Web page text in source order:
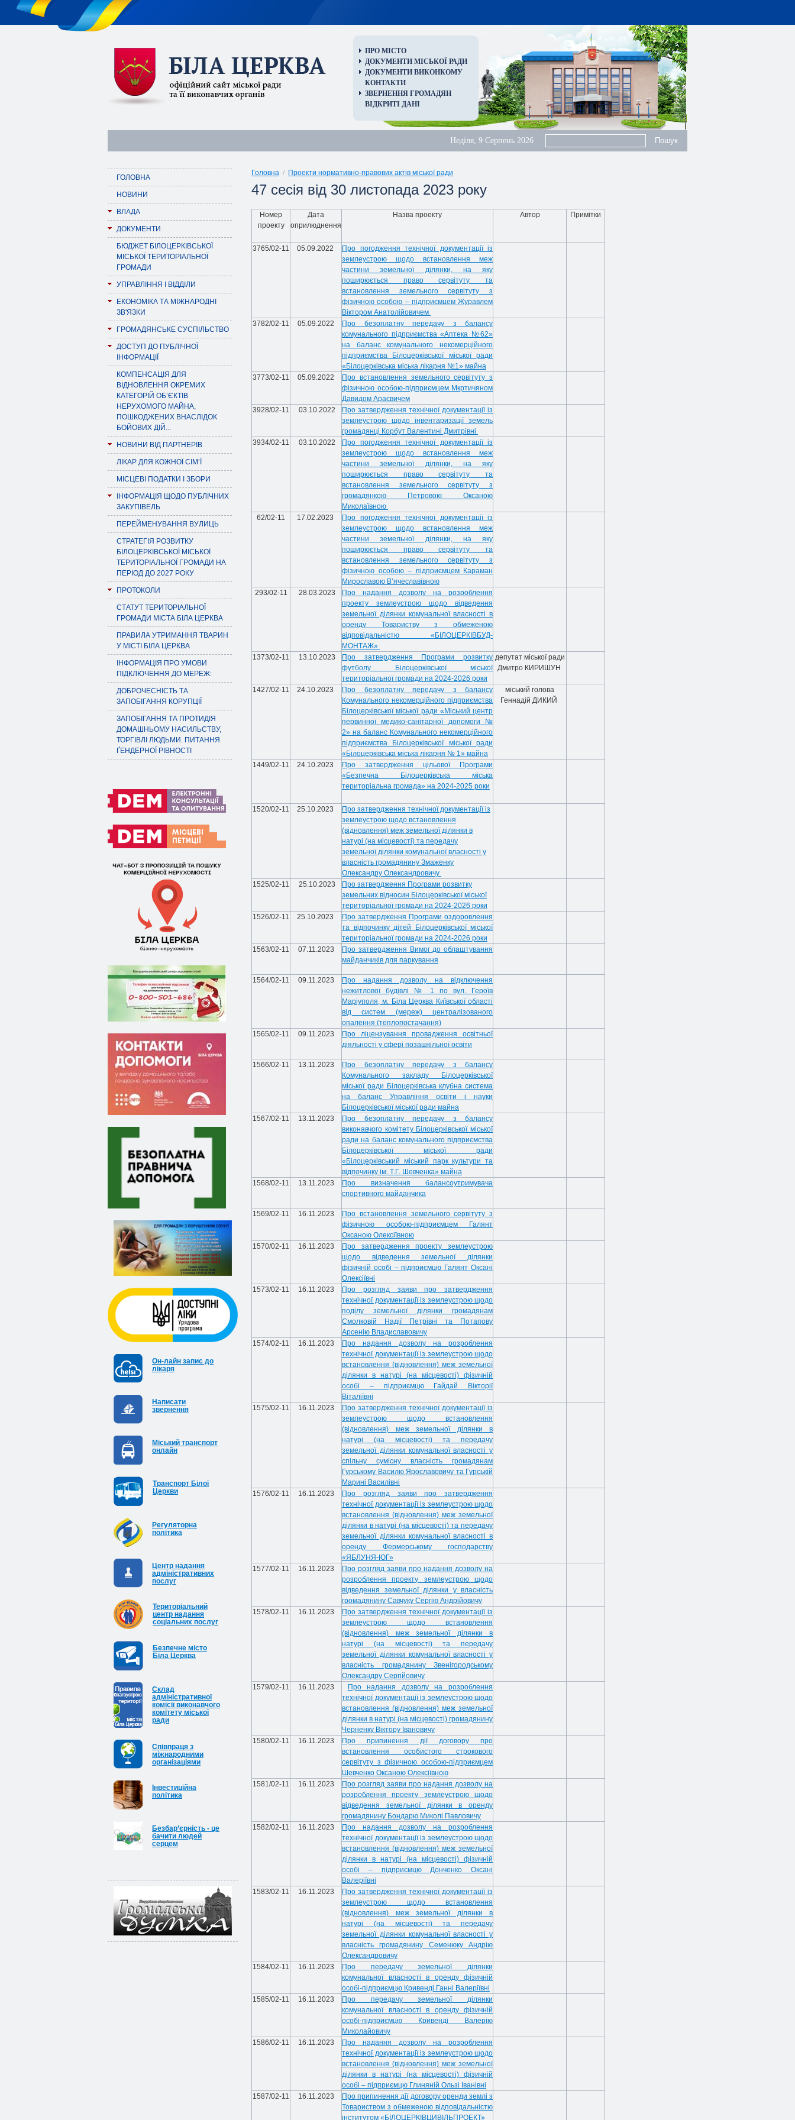
ПРО МІСТО
ДОКУМЕНТИ МІСЬКОЇ РАДИ
ДОКУМЕНТИ ВИКОНКОМУ
КОНТАКТИ
ЗВЕРНЕННЯ ГРОМАДЯН
ВІДКРИТІ ДАНІ
Неділя, 9 Серпень 2026
ГОЛОВНА
НОВИНИ
ВЛАДА
ДОКУМЕНТИ
БЮДЖЕТ БІЛОЦЕРКІВСЬКОЇ
МІСЬКОЇ ТЕРИТОРІАЛЬНОЇ
ГРОМАДИ
УПРАВЛІННЯ І ВІДДІЛИ
ЕКОНОМІКА ТА МІЖНАРОДНІ
ЗВ'ЯЗКИ
ГРОМАДЯНСЬКЕ СУСПІЛЬСТВО
ДОСТУП ДО ПУБЛІЧНОЇ
ІНФОРМАЦІЇ
КОМПЕНСАЦІЯ ДЛЯ
ВІДНОВЛЕННЯ ОКРЕМИХ
КАТЕГОРІЙ ОБ’ЄКТІВ
НЕРУХОМОГО МАЙНА,
ПОШКОДЖЕНИХ ВНАСЛІДОК
БОЙОВИХ ДІЙ...
НОВИНИ ВІД ПАРТНЕРІВ
ЛІКАР ДЛЯ КОЖНОЇ СІМ’Ї
МІСЦЕВІ ПОДАТКИ І ЗБОРИ
ІНФОРМАЦІЯ ЩОДО ПУБЛІЧНИХ
ЗАКУПІВЕЛЬ
ПЕРЕЙМЕНУВАННЯ ВУЛИЦЬ
СТРАТЕГІЯ РОЗВИТКУ
БІЛОЦЕРКІВСЬКОЇ МІСЬКОЇ
ТЕРИТОРІАЛЬНОЇ ГРОМАДИ НА
ПЕРІОД ДО 2027 РОКУ
ПРОТОКОЛИ
СТАТУТ ТЕРИТОРІАЛЬНОЇ
ГРОМАДИ МІСТА БІЛА ЦЕРКВА
ПРАВИЛА УТРИМАННЯ ТВАРИН
У МІСТІ БІЛА ЦЕРКВА
ІНФОРМАЦІЯ ПРО УМОВИ
ПІДКЛЮЧЕННЯ ДО МЕРЕЖ:
ДОБРОЧЕСНІСТЬ ТА
ЗАПОБІГАННЯ КОРУПЦІЇ
ЗАПОБІГАННЯ ТА ПРОТИДІЯ
ДОМАШНЬОМУ НАСИЛЬСТВУ,
ТОРГІВЛІ ЛЮДЬМИ. ПИТАННЯ
ҐЕНДЕРНОЇ РІВНОСТІ
Он-лайн запис до
лікаря
Написати
звернення
Міський транспорт
онлайн
Транспорт Білої
Церкви
Регуляторна
політика
Центр надання
адміністративних
послуг
Територіальний
центр надання
соціальних послуг
Безпечне місто
Біла Церква
Cклад
адміністративної
комісії виконавчого
комітету міської
ради
Співпраця з
міжнародними
організаціями
Інвестиційна
політика
Безбар’єрність - це
бачити людей
серцем
Головна / Проекти нормативно-правових актів міської ради
47 сесія від 30 листопада 2023 року
Номер
проекту
Дата
оприлюднення
Назва проекту Автор Примітки
3765/02-11 05.09.2022
Про погодження технічної документації із
землеустрою щодо встановлення меж
частини земельної ділянки, на яку
поширюється право сервітуту та
встановлення земельного сервітуту з
фізичною особою – підприємцем Журавлем
Віктором Анатолійовичем
3782/02-11
05.09.2022
Про безоплатну передачу з балансу
комунального підприємства «Аптека №62»
на баланс комунального некомерційного
підприємства Білоцерківської міської ради
«Білоцерківська міська лікарня №1» майна
3773/02-11
05.09.2022
Про встановлення земельного сервітуту з
фізичною особою-підприємцем Мкртичяном
Давидом Араєвичем
3928/02-11
03.10.2022
Про затвердження технічної документації із
землеустрою щодо інвентаризації земель
громадянці Корбут Валентині Дмитрівні
3934/02-11
03.10.2022
Про погодження технічної документації із
землеустрою щодо встановлення меж
частини земельної ділянки, на яку
поширюється право сервітуту та
встановлення земельного сервітуту з
громадянкою Петровою Оксаною
Миколаївною
62/02-11
17.02.2023
Про погодження технічної документації із
землеустрою щодо встановлення меж
частини земельної ділянки, на яку
поширюється право сервітуту та
встановлення земельного сервітуту з
фізичною особою – підприємцем Караман
Мирославою В’ячеславівною
293/02-11
28.03.2023
Про надання дозволу на розроблення
проекту землеустрою щодо відведення
земельної ділянки комунальної власності в
оренду Товариству з обмеженою
відповідальністю «БІЛОЦЕРКІВБУД-
МОНТАЖ»
1373/02-11
13.10.2023
Про затвердження Програми розвитку
футболу Білоцерківської міської
територіальної громади на 2024-2026 роки
депутат міської ради
Дмитро КИРИШУН
1427/02-11 24.10.2023
Про безоплатну передачу з балансу
Комунального некомерційного підприємства
Білоцерківської міської ради «Міський центр
первинної медико-санітарної допомоги №
2» на баланс Комунального некомерційного
підприємства Білоцерківської міської ради
«Білоцерківська міська лікарня № 1» майна
міський голова
Геннадій ДИКИЙ
1449/02-11 24.10.2023
Про затвердження цільової Програми
«Безпечна Білоцерківська міська
територіальна громада» на 2024-2025 роки
1520/02-11 25.10.2023
Про затвердження технічної документації із
землеустрою щодо встановлення
(відновлення) меж земельної ділянки в
натурі (на місцевості) та передачу
земельної ділянки комунальної власності у
власність громадянину Змаженку
Олександру Олександровичу
1525/02-11
25.10.2023
Про затвердження Програми розвитку
земельних відносин Білоцерківської міської
територіальної громади на 2024-2026 роки
1526/02-11
25.10.2023
Про затвердження Програми оздоровлення
та відпочинку дітей Білоцерківської міської
територіальної громади на 2024-2026 роки
1563/02-11
07.11.2023
Про затвердження Вимог до облаштування
майданчиків для паркування
1564/02-11 09.11.2023
Про надання дозволу на відключення
нежитлової будівлі № 1 по вул. Героїв
Маріуполя, м. Біла Церква Київської області
від систем (мереж) централізованого
опалення (теплопостачання)
1565/02-11
09.11.2023
Про ліцензування провадження освітньої
діяльності у сфері позашкільної освіти
1566/02-11 13.11.2023
Про безоплатну передачу з балансу
Комунального закладу Білоцерківської
міської ради Білоцерківська клубна система
на баланс Управління освіти і науки
Білоцерківської міської ради майна
1567/02-11
13.11.2023
Про безоплатну передачу з балансу
виконавчого комітету Білоцерківської міської
ради на баланс комунального підприємства
Білоцерківської міської ради
«Білоцерківський міський парк культури та
відпочинку ім. Т.Г. Шевченка» майна
1568/02-11
13.11.2023
Про визначення балансоутримувача
спортивного майданчика
1569/02-11 16.11.2023
Про встановлення земельного сервітуту з
фізичною особою-підприємцем Галянт
Оксаною Олексіївною
1570/02-11
16.11.2023
Про затвердження проекту землеустрою
щодо відведення земельної ділянки
фізичній особі – підприємцю Галянт Оксані
Олексіївні
1573/02-11
16.11.2023
Про розгляд заяви про затвердження
технічної документації із землеустрою щодо
поділу земельної ділянки громадянам
Смолковій Надії Петрівні та Потапову
Арсенію Владиславовичу
1574/02-11
16.11.2023
Про надання дозволу на розроблення
технічної документації із землеустрою щодо
встановлення (відновлення) меж земельної
ділянки в натурі (на місцевості) фізичній
особі – підприємцю Гайдай Вікторії
Віталіївні
1575/02-11
16.11.2023
Про затвердження технічної документації із
землеустрою щодо встановлення
(відновлення) меж земельної ділянки в
натурі (на місцевості) та передачу
земельної ділянки комунальної власності у
спільну сумісну власність громадянам
Гурському Василю Ярославовичу та Гурській
Марині Василівні
1576/02-11
16.11.2023
Про розгляд заяви про затвердження
технічної документації із землеустрою щодо
встановлення (відновлення) меж земельної
ділянки в натурі (на місцевості) та передачу
земельної ділянки комунальної власності в
оренду Фермерському господарству
«ЯБЛУНЯ-ЮГ»
1577/02-11
16.11.2023
Про розгляд заяви про надання дозволу на
розроблення проекту землеустрою щодо
відведення земельної ділянки у власність
громадянину Савчуку Сергію Андрійовичу
1578/02-11
16.11.2023
Про затвердження технічної документації із
землеустрою щодо встановлення
(відновлення) меж земельної ділянки в
натурі (на місцевості) та передачу
земельної ділянки комунальної власності у
власність громадянину Звенігородському
Олександру Сергійовичу
1579/02-11
16.11.2023
Про надання дозволу на розроблення
технічної документації із землеустрою щодо
встановлення (відновлення) меж земельної
ділянки в натурі (на місцевості) громадянину
Черненку Віктору Івановичу
1580/02-11
16.11.2023
Про припинення дії договору про
встановлення особистого строкового
сервітуту з фізичною особою-підприємцем
Шевченко Оксаною Олексіївною
1581/02-11
16.11.2023
Про розгляд заяви про надання дозволу на
розроблення проекту землеустрою щодо
відведення земельної ділянки в оренду
громадянину Бондарю Миколі Павловичу
1582/02-11
16.11.2023
Про надання дозволу на розроблення
технічної документації із землеустрою щодо
встановлення (відновлення) меж земельної
ділянки в натурі (на місцевості) фізичній
особі – підприємцю Донченко Оксані
Валеріївні
1583/02-11
16.11.2023
Про затвердження технічної документації із
землеустрою щодо встановлення
(відновлення) меж земельної ділянки в
натурі (на місцевості) та передачу
земельної ділянки комунальної власності у
власність громадянину Семенюку Андрію
Олександровичу
1584/02-11
16.11.2023
Про передачу земельної ділянки
комунальної власності в оренду фізичній
особі-підприємцю Кривенді Ганні Валеріївні
1585/02-11
16.11.2023
Про передачу земельної ділянки
комунальної власності в оренду фізичній
особі-підприємцю Кривенді Валерію
Миколайовичу
1586/02-11
16.11.2023
Про надання дозволу на розроблення
технічної документації із землеустрою щодо
встановлення (відновлення) меж земельної
ділянки в натурі (на місцевості) фізичній
особі – підприємцю Глиняній Ользі Іванівні
1587/02-11
16.11.2023
Про припинення дії договору оренди землі з
Товариством з обмеженою відповідальністю
інститутом «БІЛОЦЕРКІВЦИВІЛЬПРОЕКТ»